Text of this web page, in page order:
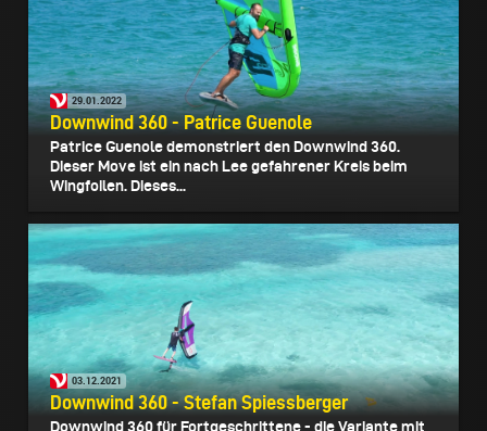
29.01.2022
Downwind 360 - Patrice Guenole
Patrice Guenole demonstriert den Downwind 360.
Dieser Move ist ein nach Lee gefahrener Kreis beim
Wingfoilen. Dieses...
03.12.2021
Downwind 360 - Stefan Spiessberger
Downwind 360 für Fortgeschrittene - die Variante mit